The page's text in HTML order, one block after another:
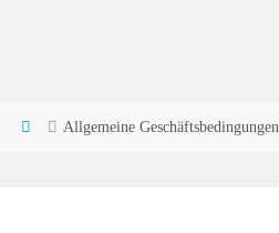
HomeAllgemeine Geschäftsbedingungen